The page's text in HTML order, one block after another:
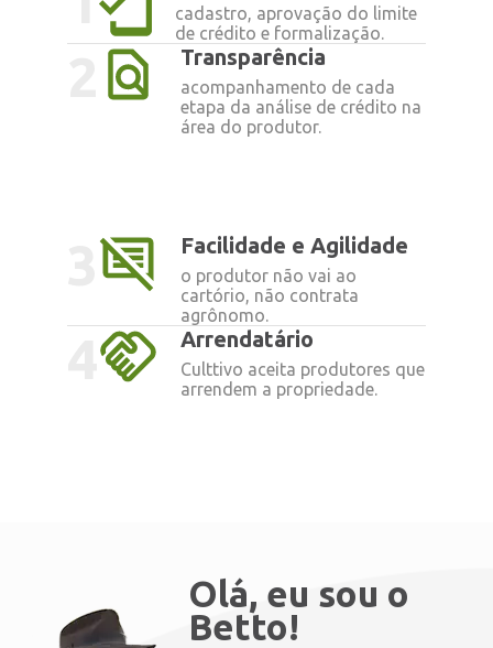
cadastro, aprovação do limite
de crédito e formalização.
Transparência
acompanhamento de cada
etapa da análise de crédito na
área do produtor.
Facilidade e Agilidade
o produtor não vai ao
cartório, não contrata
agrônomo.
Arrendatário
Culttivo aceita produtores que
arrendem a propriedade.
Olá, eu sou o
Betto!